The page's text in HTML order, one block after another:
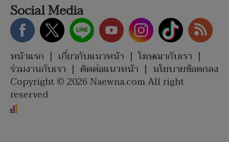
Social Media
หน้าแรก | เกี่ยวกับแนวหน้า | โฆษณากับเรา |
ร่วมงานกับเรา | ติดต่อแนวหน้า | นโยบายข้อตกลง
Copyright © 2026 Naewna.com All right
reserved